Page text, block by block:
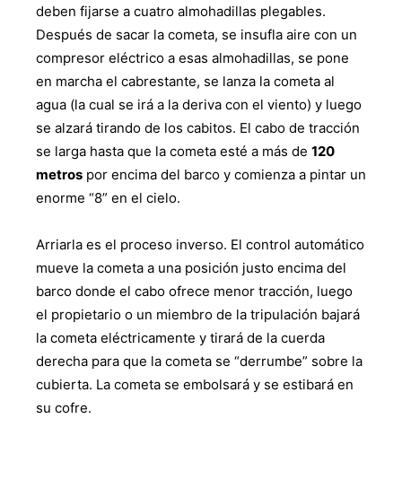
deben fijarse a cuatro almohadillas plegables.
Después de sacar la cometa, se insufla aire con un
compresor eléctrico a esas almohadillas, se pone
en marcha el cabrestante, se lanza la cometa al
agua (la cual se irá a la deriva con el viento) y luego
se alzará tirando de los cabitos. El cabo de tracción
se larga hasta que la cometa esté a más de 120
metros por encima del barco y comienza a pintar un
enorme “8” en el cielo.
Arriarla es el proceso inverso. El control automático
mueve la cometa a una posición justo encima del
barco donde el cabo ofrece menor tracción, luego
el propietario o un miembro de la tripulación bajará
la cometa eléctricamente y tirará de la cuerda
derecha para que la cometa se “derrumbe” sobre la
cubierta. La cometa se embolsará y se estibará en
su cofre.